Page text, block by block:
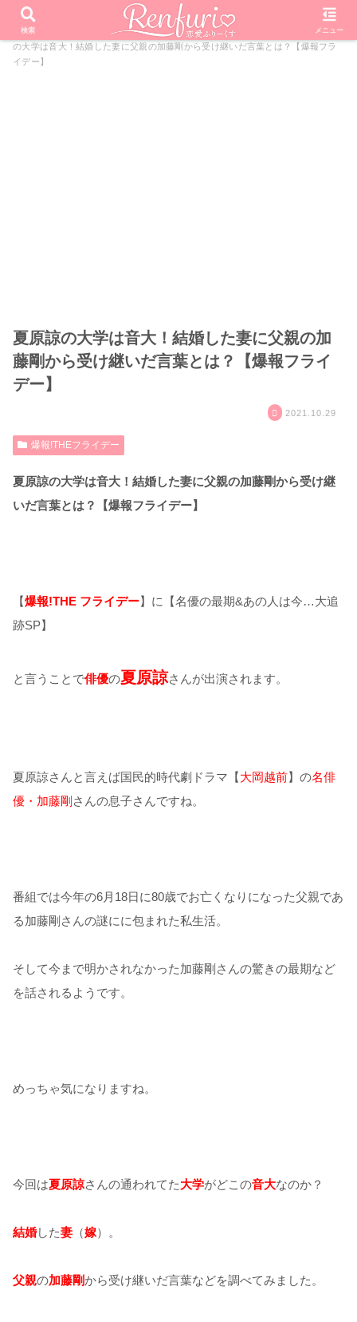
PR
ホーム 芸能・エンタメ 爆報!THEフライデー
夏原諒
の大学は音大！結婚した妻に父親の加藤剛から受け継いだ言葉とは？【爆報フラ
イデー】
夏原諒の大学は音大！結婚した妻に父親の加
藤剛から受け継いだ言葉とは？【爆報フライ
デー】
2021.10.29
爆報!THEフライデー
夏原諒の大学は音大！結婚した妻に父親の加藤剛から受け継
いだ言葉とは？【爆報フライデー】
【爆報!THE フライデー】に【名優の最期&あの人は今…大追
跡SP】
と言うことで俳優の夏原諒さんが出演されます。
夏原諒さんと言えば国民的時代劇ドラマ【大岡越前】の名俳
優・加藤剛 さんの息子さんですね。
番組では今年の6月18日に80歳でお亡くなりになった父親であ
る加藤剛さんの謎にに包まれた私生活。
そして今まで明かされなかった加藤剛さんの驚きの最期など
を話されるようです。
めっちゃ気になりますね。
今回は夏原諒さんの通われてた大学がどこの音大なのか？
結婚した妻 （嫁）。
父親の加藤剛から受け継いだ言葉などを調べてみました。
検索 メニュー